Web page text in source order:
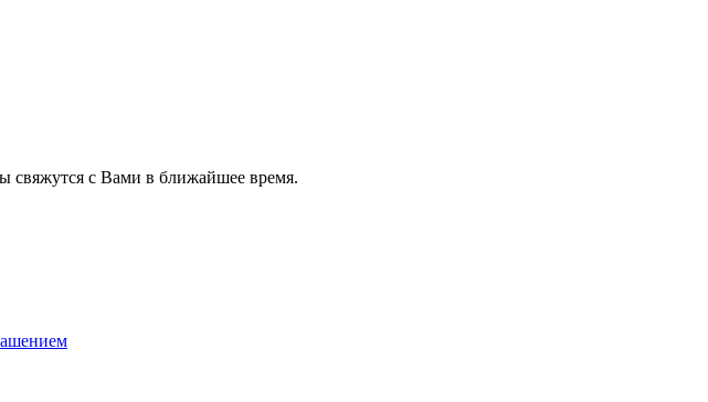
свяжутся с Вами в ближайшее время.